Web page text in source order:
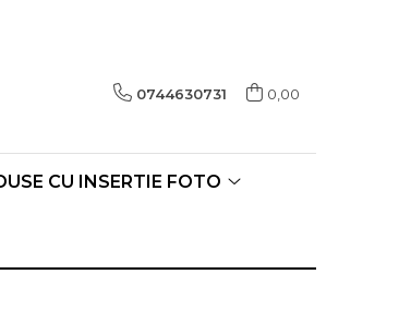
0744630731 0,00
CU INSERTIE FOTO